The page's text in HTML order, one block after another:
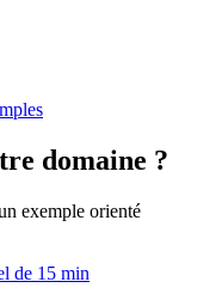
domaine ?
exemple orienté
de 15 min